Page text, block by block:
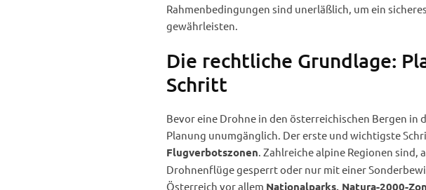
Rahmenbedingungen sind unerläßlich, um ein
gewährleisten.
Die rechtliche Grundlage:
Schritt
Bevor eine Drohne in den österreichischen Bergen in
Planung unumgänglich. Der erste und wichtigste
Flugverbotszonen. Zahlreiche alpine Regionen sind,
Drohnenflüge gesperrt oder nur mit einer
Österreich vor allem Nationalparks, Natura-2000-